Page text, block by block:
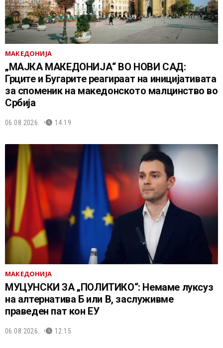
МАКЕДОНИЈА
„МАЈКА МАКЕДОНИЈА“ ВО НОВИ САД:
Грците и Бугарите реагираат на иницијативата
за споменик на македонското малцинство во
Србија
06.08.2026. 14:19
МАКЕДОНИЈА
МУЦУНСКИ ЗА „ПОЛИТИКО“: Немаме луксуз
на алтернатива Б или В, заслуживме
праведен пат кон ЕУ
06.08.2026. 12:15